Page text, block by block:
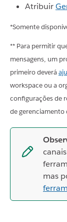
Atribuir
*Somente
** Para permitir
mensagens, um
primeiro deverá
workspace ou a
configurações de
de gerenciamento
mas